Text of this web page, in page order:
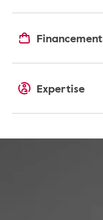
Financement
Expertise